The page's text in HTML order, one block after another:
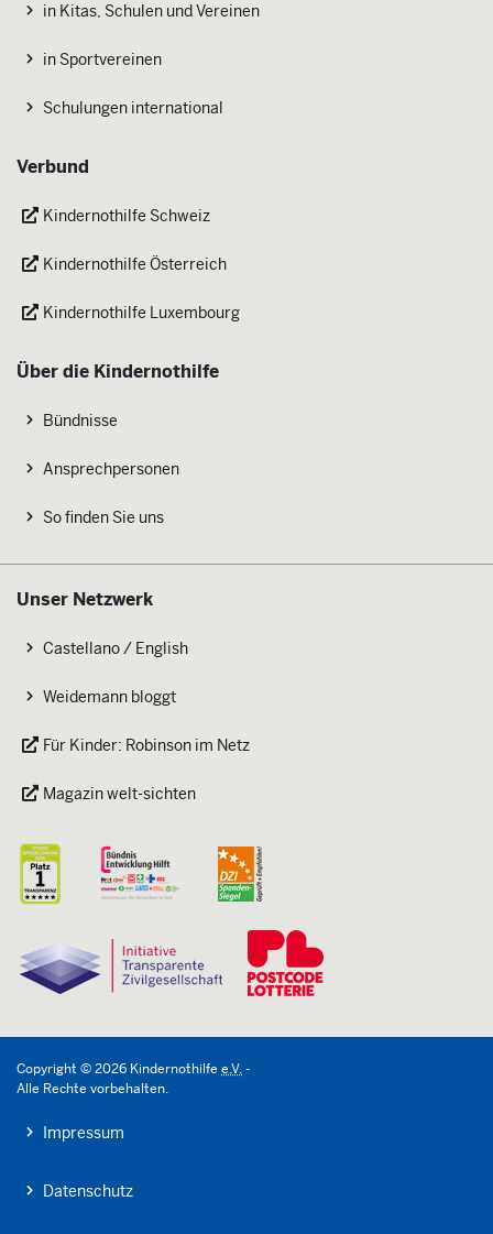
in Kitas, Schulen und Vereinen
in Sportvereinen
Schulungen international
Verbund
Kindernothilfe Schweiz
Kindernothilfe Österreich
Kindernothilfe Luxembourg
Über die Kindernothilfe
Bündnisse
Ansprechpersonen
So finden Sie uns
Unser Netzwerk
Castellano / English
Weidemann bloggt
Für Kinder: Robinson im Netz
Magazin welt-sichten
Copyright ©2026 Kindernothilfe e.V.-
Alle Rechte vorbehalten.
Impressum
Datenschutz